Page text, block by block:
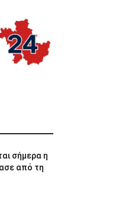
σήμερα η
από τη